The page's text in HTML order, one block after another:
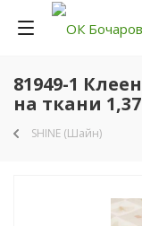
81949-1
на ткани
SHINE (Шайн)